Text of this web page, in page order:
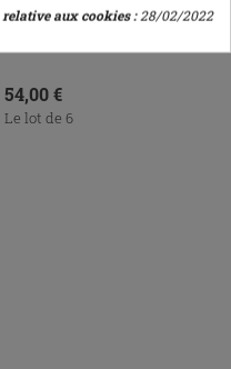
Prix
54,00 €
Le lot de 6
aux cookies :28/02/2022